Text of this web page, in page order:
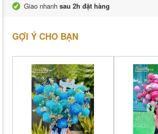
Giao nhanh sau 2h đặt hàng
GỢI Ý CHO BẠN